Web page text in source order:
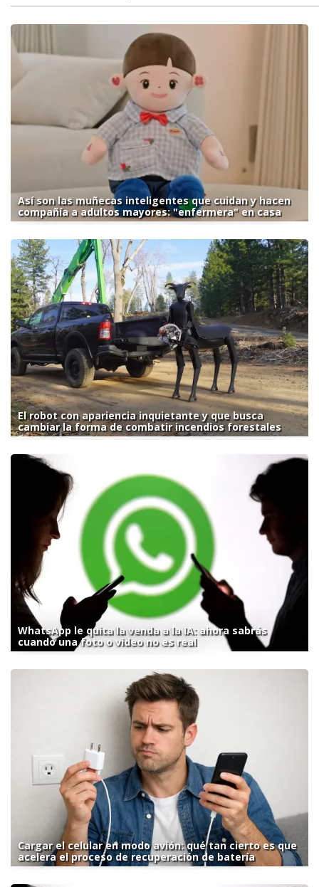
Así son las muñecas inteligentes que cuidan y hacen
compañía a adultos mayores: "enfermera" en casa
El robot con apariencia inquietante y que busca
cambiar la forma de combatir incendios forestales
WhatsApp le quita la venda a la IA: ahora sabrás
cuando una foto o video no es real
Cargar el celular en modo avión: qué tan cierto es que
acelera el proceso de recuperación de batería